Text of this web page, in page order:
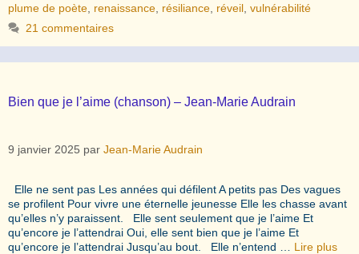
plume de poète renaissance résiliance réveil vulnérabilité
21 commentaires
Bien que je l’aime (chanson) – Jean-Marie Audrain
9 janvier 2025 par Jean-Marie Audrain
Elle ne sent pas Les années qui défilent A petits pas Des vagues
se profilent Pour vivre une éternelle jeunesse Elle les chasse avant
qu’elles n’y paraissent. Elle sent seulement que je l’aime Et
qu’encore je l’attendrai Oui, elle sent bien que je l’aime Et
qu’encore je l’attendrai Jusqu’au bout. Elle n’entend … Lire plus